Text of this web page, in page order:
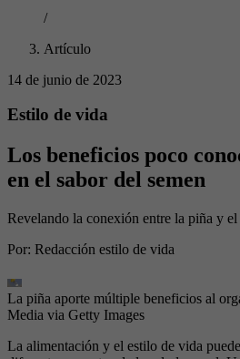
/
Artículo
14 de junio de 2023
Estilo de vida
Los beneficios poco
en el sabor del semen
Revelando la conexión entre la piña y el
Por: Redacción estilo de vida
La piña aporte múltiple beneficios al
Media via Getty Images
La alimentación y el estilo de vida